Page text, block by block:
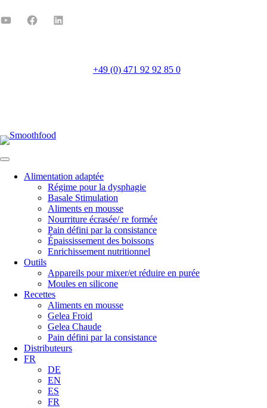
+49 (0) 471 92 92 85 0
Alimentation adaptée
Régime pour la dysphagie
Basale Stimulation
Aliments en mousse
Nourriture écrasée/ re formée
Pain défini par la consistance
Épaississement des boissons
Enrichissement nutritionnel
Outils
Appareils pour mixer/et réduire en purée
Moules en silicone
Recettes
Aliments en mousse
Gelea Froid
Gelea Chaude
Pain défini par la consistance
Distributeurs
FR
DE
EN
ES
FR